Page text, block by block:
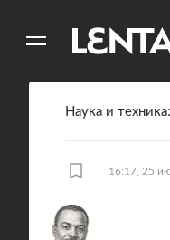
Наука и техника
16:17, 25